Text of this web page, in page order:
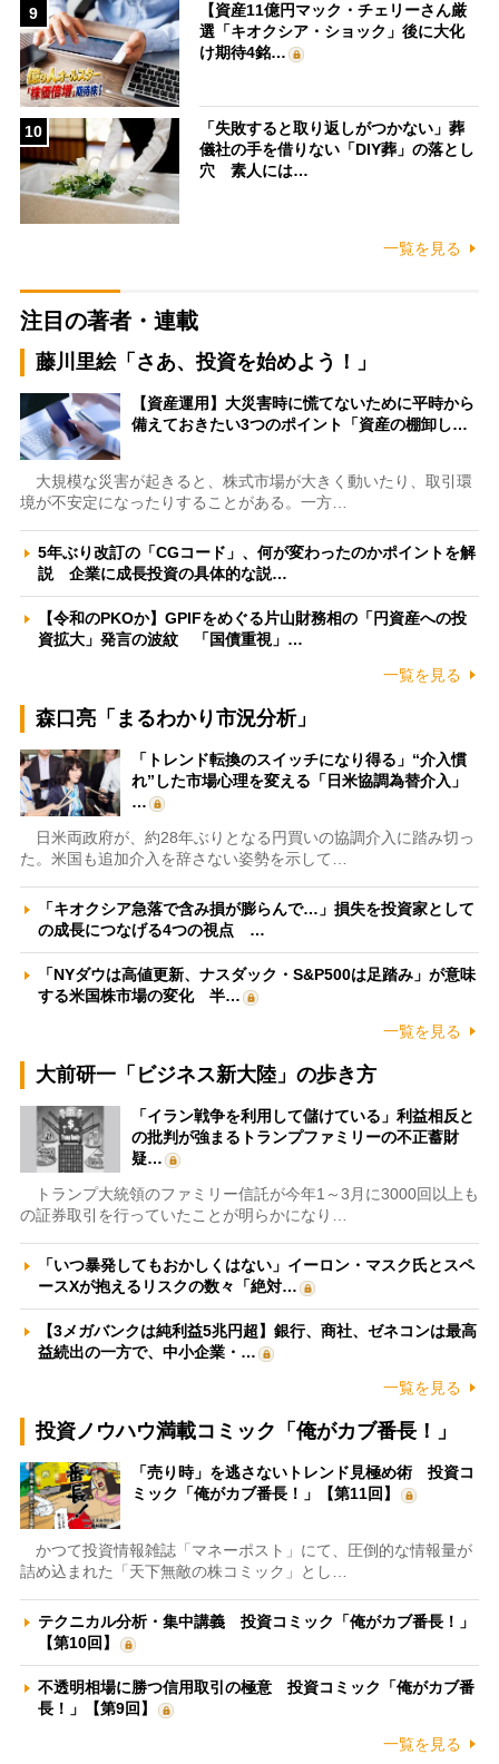
9
【資産11億円マック・チェリーさん厳
選「キオクシア・ショック」後に大化
け期待4銘…
10
「失敗すると取り返しがつかない」葬
儀社の手を借りない「DIY葬」の落とし
穴 素人には…
一覧を見る
注目の著者・連載
藤川里絵「さあ、投資を始めよう！」
【資産運用】大災害時に慌てないために平時から
備えておきたい3つのポイント「資産の棚卸し…
大規模な災害が起きると、株式市場が大きく動いたり、取引環
境が不安定になったりすることがある。一方…
5年ぶり改訂の「CGコード」、何が変わったのかポイントを解
説 企業に成長投資の具体的な説…
【令和のPKOか】GPIFをめぐる片山財務相の「円資産への投
資拡大」発言の波紋 「国債重視」…
一覧を見る
森口亮「まるわかり市況分析」
「トレンド転換のスイッチになり得る」“介入慣
れ”した市場心理を変える「日米協調為替介入」
…
日米両政府が、約28年ぶりとなる円買いの協調介入に踏み切っ
た。米国も追加介入を辞さない姿勢を示して…
「キオクシア急落で含み損が膨らんで…」損失を投資家として
の成長につなげる4つの視点 …
「NYダウは高値更新、ナスダック・S&P500は足踏み」が意味
する米国株市場の変化 半…
一覧を見る
大前研一「ビジネス新大陸」の歩き方
「イラン戦争を利用して儲けている」利益相反と
の批判が強まるトランプファミリーの不正蓄財
疑…
トランプ大統領のファミリー信託が今年1～3月に3000回以上も
の証券取引を行っていたことが明らかになり…
「いつ暴発してもおかしくはない」イーロン・マスク氏とスペ
ースXが抱えるリスクの数々「絶対…
【3メガバンクは純利益5兆円超】銀行、商社、ゼネコンは最高
益続出の一方で、中小企業・…
一覧を見る
投資ノウハウ満載コミック「俺がカブ番長！」
「売り時」を逃さないトレンド見極め術 投資コ
ミック「俺がカブ番長！」【第11回】
かつて投資情報雑誌「マネーポスト」にて、圧倒的な情報量が
詰め込まれた「天下無敵の株コミック」とし…
テクニカル分析・集中講義 投資コミック「俺がカブ番長！」
【第10回】
不透明相場に勝つ信用取引の極意 投資コミック「俺がカブ番
長！」【第9回】
一覧を見る